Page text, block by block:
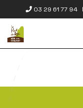
03 29 61 77 94